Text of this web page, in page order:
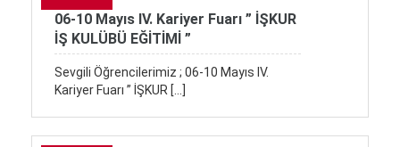
06-10 Mayıs IV. Kariyer Fuarı ” İŞKUR
İŞ KULÜBÜ EĞİTİMİ ”
Sevgili Öğrencilerimiz ; 06-10 Mayıs IV.
Kariyer Fuarı ” İŞKUR […]